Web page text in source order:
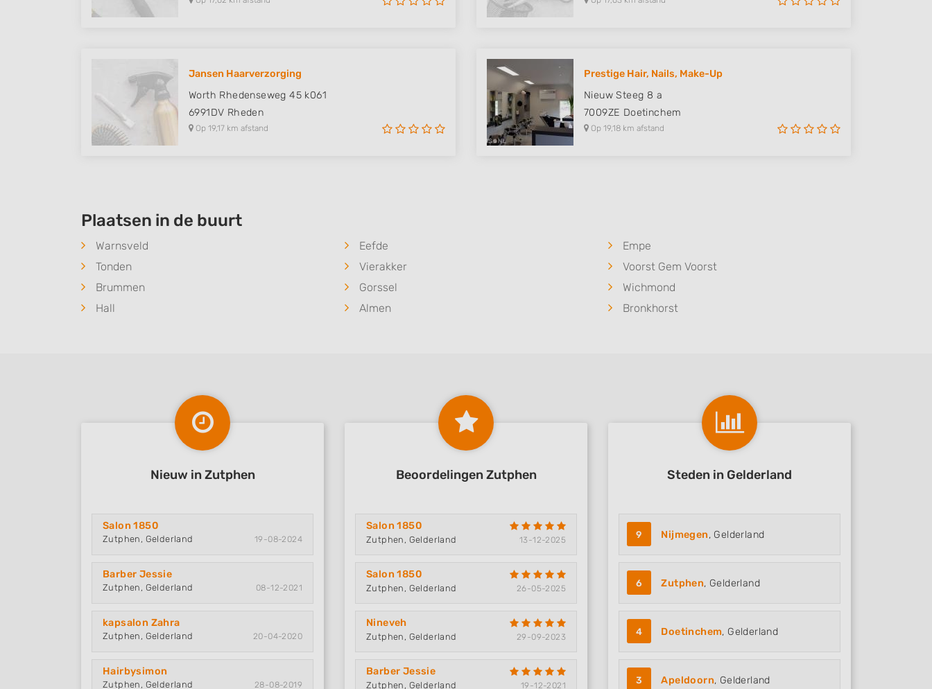
Jansen Haarverzorging
Worth Rhedenseweg 45 k061
6991DV Rheden
Op 19,17 km afstand
Prestige Hair, Nails, Make-Up
Nieuw Steeg 8 a
7009ZE Doetinchem
Op 19,18 km afstand
Plaatsen in de buurt
Warnsveld Eefde
Empe
Tonden
Vierakker
Voorst Gem Voorst
Brummen
Gorssel
Wichmond
Hall
Almen Bronkhorst
Nieuw in Zutphen
Salon 1850
Zutphen, Gelderland 19-08-2024
Barber Jessie
Zutphen, Gelderland 08-12-2021
kapsalon Zahra
Zutphen, Gelderland 20-04-2020
Hairbysimon
Zutphen, Gelderland 28-08-2019
Beoordelingen Zutphen
Salon 1850
Zutphen, Gelderland 13-12-2025
Salon 1850
Zutphen, Gelderland 26-05-2025
Nineveh
Zutphen, Gelderland 29-09-2023
Barber Jessie
Zutphen, Gelderland 19-12-2021
Steden in Gelderland
9 Nijmegen, Gelderland
6 Zutphen, Gelderland
4 Doetinchem, Gelderland
3 Apeldoorn, Gelderland
Use profiles to select personalised content
Understand audiences through statistics or combinations of data from different
Develop and improve services
Performance